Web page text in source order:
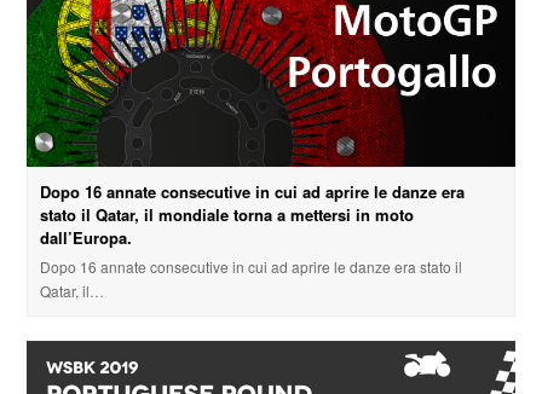
Dopo 16 annate consecutive in cui ad aprire le danze era
stato il Qatar, il mondiale torna a mettersi in moto
dall’Europa.
Dopo 16 annate consecutive in cui ad aprire le danze era stato il
Qatar, il…